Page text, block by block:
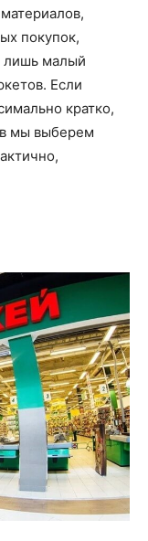
покупок,
лишь малый
Если
кратко,
мы выберем